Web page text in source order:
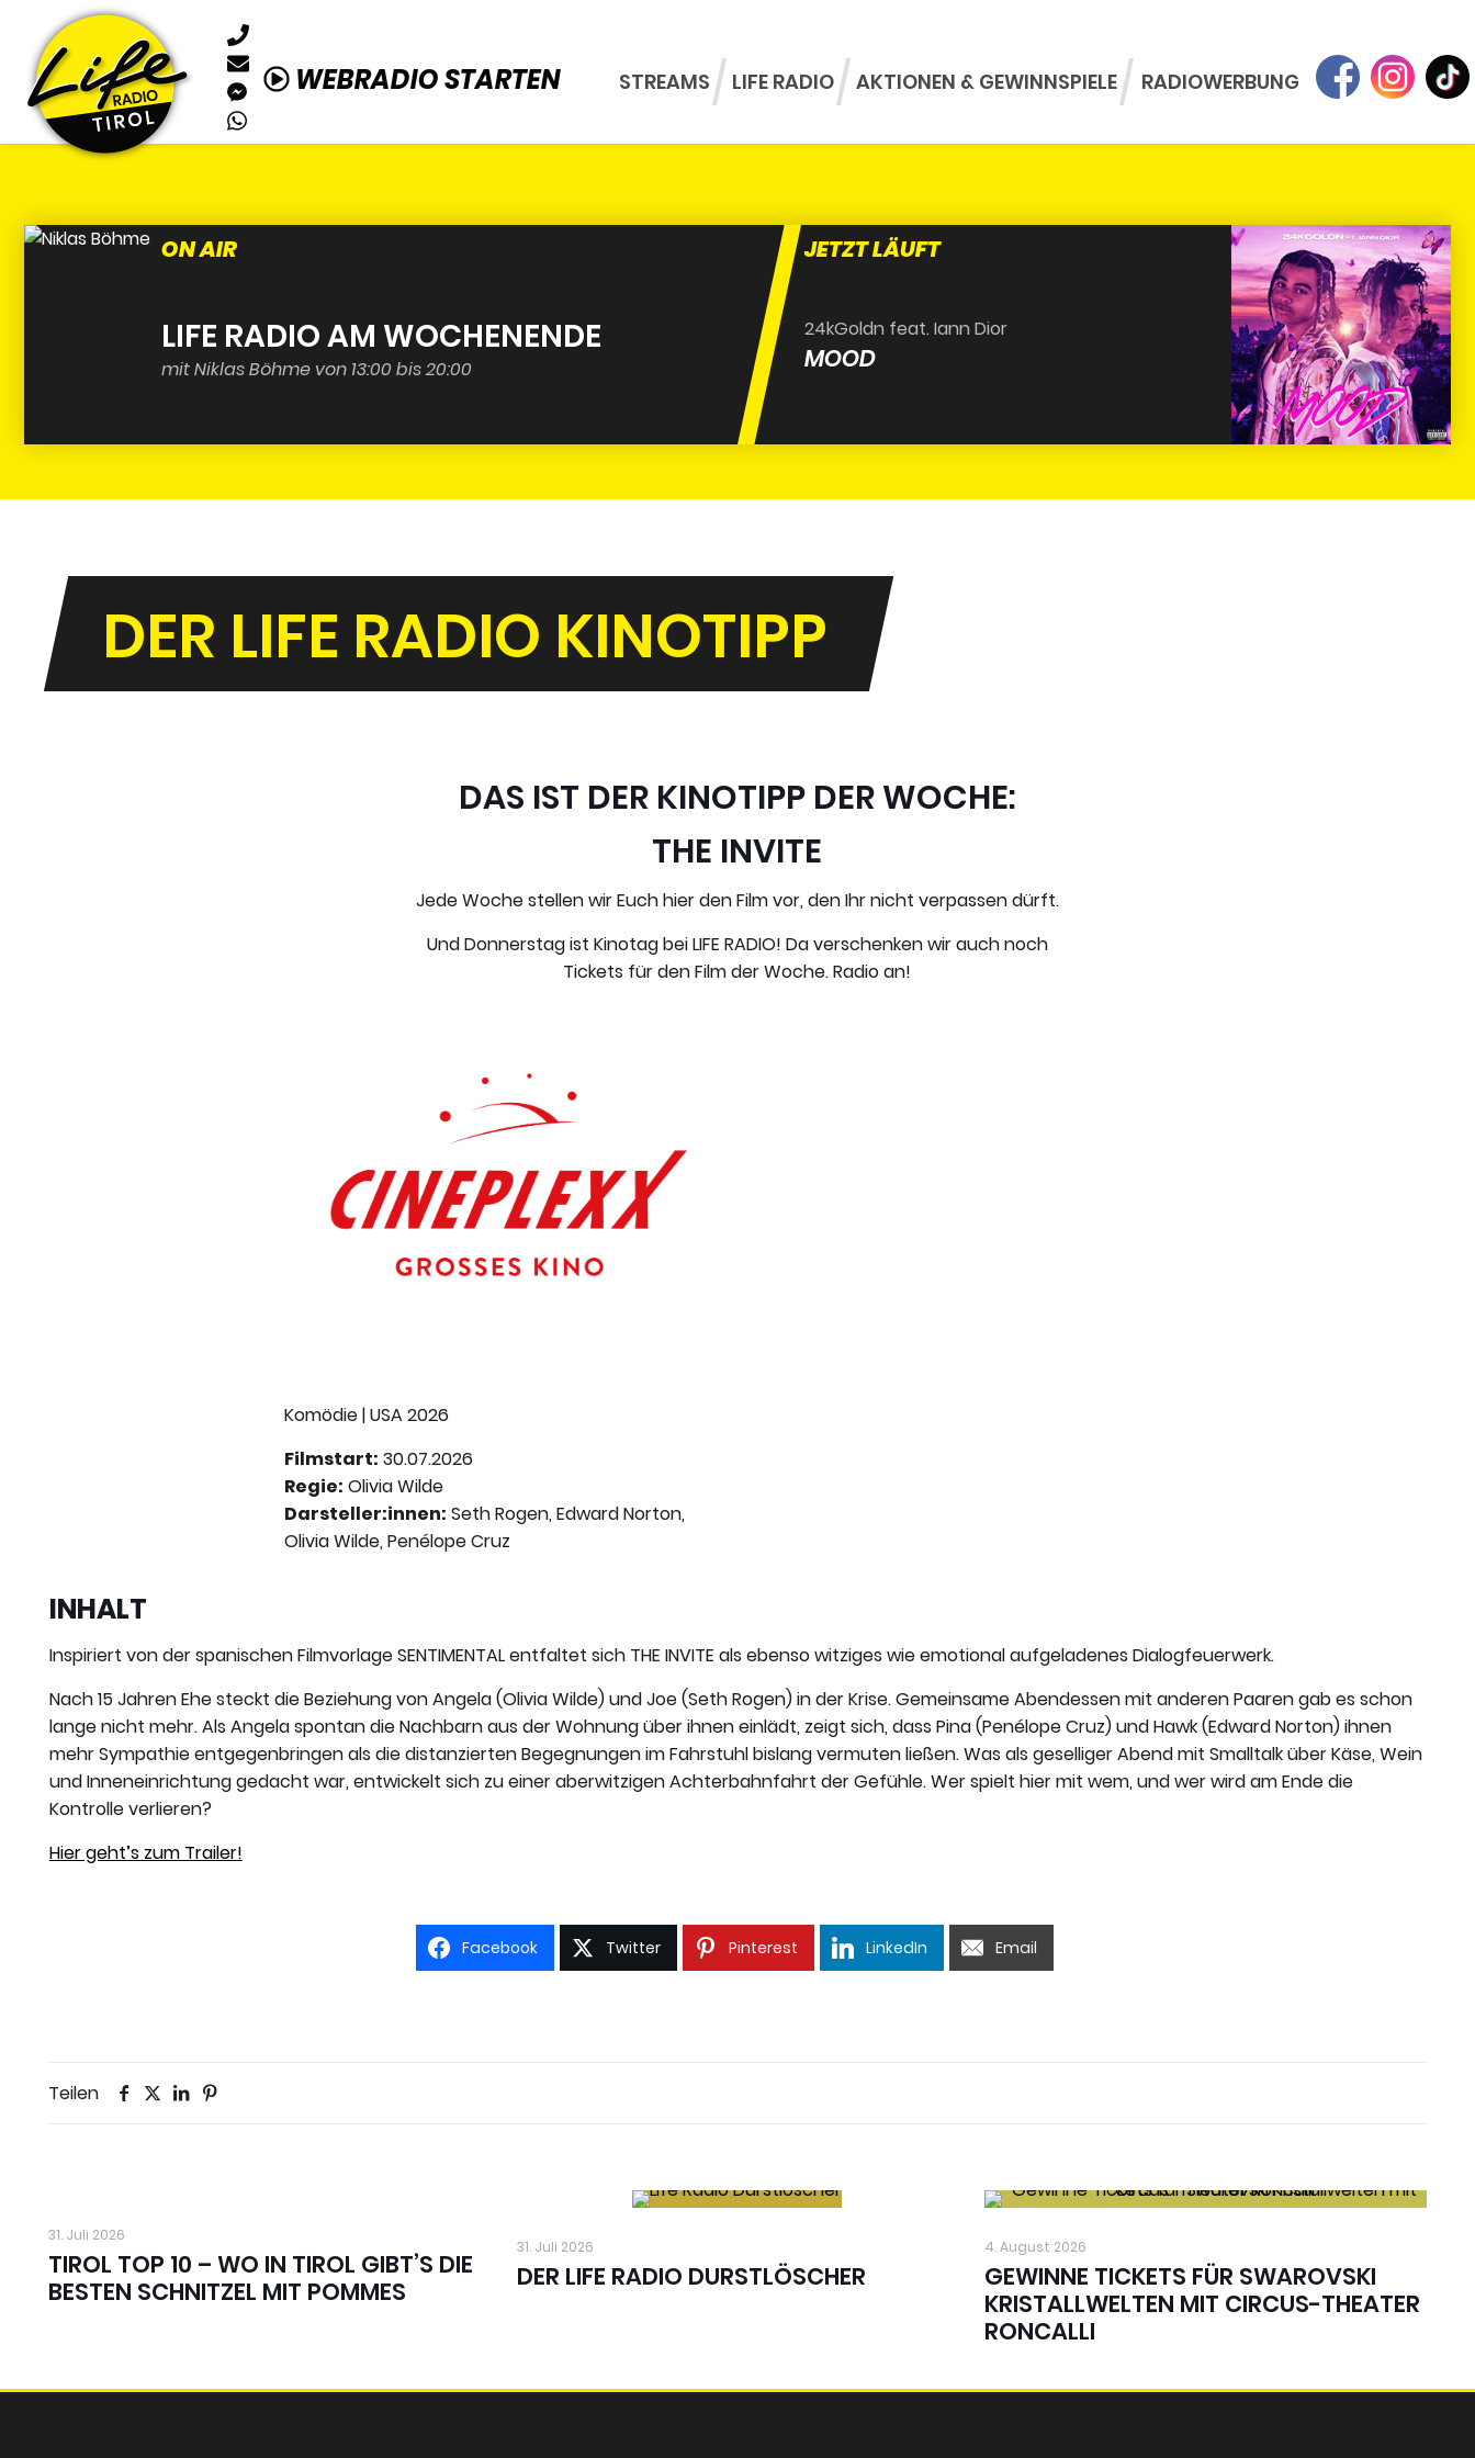
WEBRADIO STARTEN STREAMS LIFE RADIO AKTIONEN & GEWINNSPIELE RADIOWERBUNG
ON AIR
LIFE RADIO AM WOCHENENDE
mit Niklas Böhme von 13:00 bis 20:00
JETZT LÄUFT
24kGoldn feat. Iann Dior
MOOD
DER LIFE RADIO KINOTIPP
DAS IST DER KINOTIPP DER WOCHE:
THE INVITE
Jede Woche stellen wir Euch hier den Film vor, den Ihr nicht verpassen dürft.
Und Donnerstag ist Kinotag bei LIFE RADIO! Da verschenken wir auch noch
Tickets für den Film der Woche. Radio an!
Komödie | USA 2026
Filmstart: 30.07.2026
Regie: Olivia Wilde
Darsteller:innen: Seth Rogen, Edward Norton,
Olivia Wilde, Penélope Cruz
INHALT
Inspiriert von der spanischen Filmvorlage SENTIMENTAL entfaltet sich THE INVITE als ebenso witziges wie emotional aufgeladenes Dialogfeuerwerk.
Nach 15 Jahren Ehe steckt die Beziehung von Angela (Olivia Wilde) und Joe (Seth Rogen) in der Krise. Gemeinsame Abendessen mit anderen Paaren gab es schon
lange nicht mehr. Als Angela spontan die Nachbarn aus der Wohnung über ihnen einlädt, zeigt sich, dass Pina (Penélope Cruz) und Hawk (Edward Norton) ihnen
mehr Sympathie entgegenbringen als die distanzierten Begegnungen im Fahrstuhl bislang vermuten ließen. Was als geselliger Abend mit Smalltalk über Käse, Wein
und Inneneinrichtung gedacht war, entwickelt sich zu einer aberwitzigen Achterbahnfahrt der Gefühle. Wer spielt hier mit wem, und wer wird am Ende die
Kontrolle verlieren?
Hier geht’s zum Trailer!
Facebook Twitter Pinterest LinkedIn Email
Teilen
31. Juli 2026
TIROL TOP 10 – WO IN TIROL GIBT’S DIE
BESTEN SCHNITZEL MIT POMMES
31. Juli 2026
DER LIFE RADIO DURSTLÖSCHER
4. August 2026
GEWINNE TICKETS FÜR SWAROVSKI
KRISTALLWELTEN MIT CIRCUS-THEATER
RONCALLI